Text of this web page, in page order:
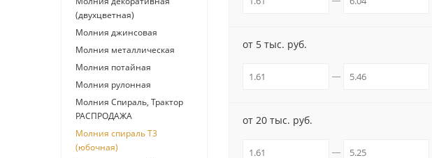
от 5 тыс. руб.
от 20 тыс. руб.
(двухцветная)
Молния джинсовая
Молния металлическая
Молния потайная
Молния рулонная
Молния Спираль, Трактор
РАСПРОДАЖА
Молния спираль Т3
(юбочная)